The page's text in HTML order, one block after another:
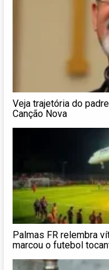
Veja trajetória do
Canção Nova
Palmas FR relembra
marcou o futebol